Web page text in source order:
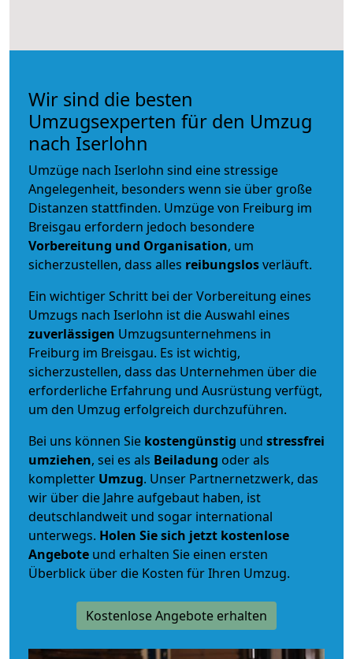
Wir sind die besten
Umzugsexperten für den Umzug
nach Iserlohn
Umzüge nach Iserlohn sind eine stressige
Angelegenheit, besonders wenn sie über große
Distanzen stattfinden. Umzüge von Freiburg im
Breisgau erfordern jedoch besondere
Vorbereitung und Organisation, um
sicherzustellen, dass alles reibungslosverläuft.
Ein wichtiger Schritt bei der Vorbereitung eines
Umzugs nach Iserlohn ist die Auswahl eines
zuverlässigen Umzugsunternehmens in
Freiburg im Breisgau. Es ist wichtig,
sicherzustellen, dass das Unternehmen über die
erforderliche Erfahrung und Ausrüstung verfügt,
um den Umzug erfolgreich durchzuführen.
Bei uns können Sie kostengünstig und stressfrei
umziehen, sei es als Beiladung oder als
kompletter Umzug. Unser Partnernetzwerk, das
wir über die Jahre aufgebaut haben, ist
deutschlandweit und sogar international
unterwegs. Holen Sie sich jetzt kostenlose
Angebote und erhalten Sie einen ersten
Überblick über die Kosten für Ihren Umzug.
Kostenlose Angebote erhalten